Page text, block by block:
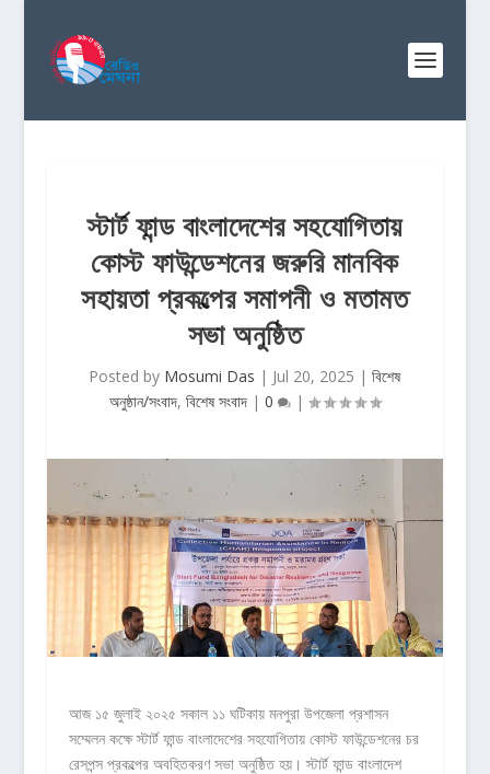
স্টার্ট ফান্ড বাংলাদেশের সহযোগিতায়
কোস্ট ফাউন্ডেশনের জরুরি মানবিক
সহায়তা প্রকল্পের সমাপনী ও মতামত
সভা অনুষ্ঠিত
Posted by Mosumi Das | Jul 20, 2025 |বিশেষ
অনুষ্ঠান/সংবাদ, বিশেষ সংবাদ| 0 |
আজ ১৫ জুলাই ২০২৫ সকাল ১১ ঘটিকায় মনপুরা উপজেলা প্রশাসন
সম্মেলন কক্ষে স্টার্ট ফান্ড বাংলাদেশের সহযোগিতায় কোস্ট ফাউন্ডেশনের চর
রেসপন্স প্রকল্পের অবহিতকরণ সভা অনুষ্ঠিত হয়। স্টার্ট ফান্ড বাংলাদেশ